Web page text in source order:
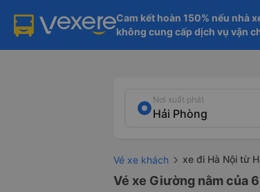
Cam kết hoàn 150% nếu nhà
không cung cấp dịch vụ vận
Nơi xuất phát
Vé xe khách xe đi Hà Nội từ
Vé xe Giường nằm của